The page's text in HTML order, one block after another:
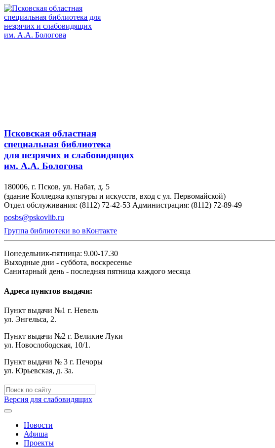
Псковская областная
специальная библиотека
для незрячих и слабовидящих
им. А.А. Бологова
180006, г. Псков, ул. Набат, д. 5
(здание Колледжа культуры и искусств, вход с ул. Первомайской)
Отдел обслуживания: (8112) 72-42-53 Администрация: (8112) 72-89-49
posbs@pskovlib.ru
Группа библиотеки во вКонтакте
Понедельник-пятница: 9.00-17.30
Выходные дни - суббота, воскресенье
Санитарный день - последняя пятница каждого месяца
Адреса пунктов выдачи:
Пункт выдачи №1 г. Невель
ул. Энгельса, 2.
Пункт выдачи №2 г. Великие Луки
ул. Новослободская, 10/1.
Пункт выдачи № 3 г. Печоры
ул. Юрьевская, д. 3а.
Версия для слабовидящих
Новости
Афиша
Проекты